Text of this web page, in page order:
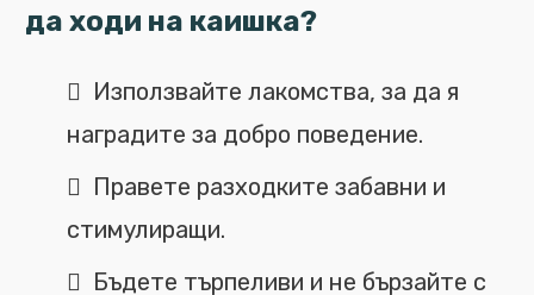
да ходи на каишка?
Използвайте лакомства, за да я
наградите за добро поведение.
Правете разходките забавни и
стимулиращи.
Бъдете търпеливи и не бързайте с